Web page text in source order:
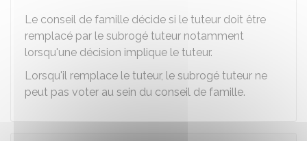
Le conseil de famille décide si le tuteur doit être
remplacé par le subrogé tuteur notamment
lorsqu'une décision implique le tuteur.
Lorsqu'il remplace le tuteur, le subrogé tuteur ne
peut pas voter au sein du conseil de famille.